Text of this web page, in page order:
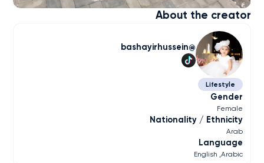
About the creator
bashayirhussein
Lifestyle
Gender
Female
Nationality / Ethnicity
Arab
Language
Arabic
English